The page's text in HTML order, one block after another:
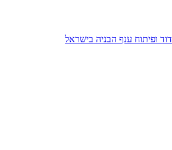
ופיתוח ענף הבניה בישראל